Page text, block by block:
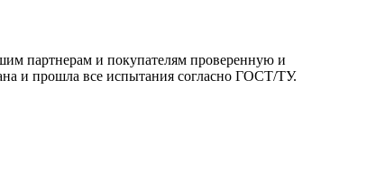
партнерам и покупателям проверенную и
и прошла все испытания согласно ГОСТ/ТУ.